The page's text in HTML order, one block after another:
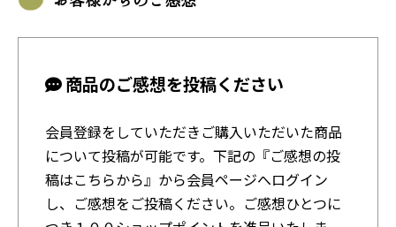
商品のご感想を投稿ください
会員登録をしていただきご購入いただいた商品
について投稿が可能です。下記の『ご感想の投
稿はこちらから』から会員ページへログイン
し、ご感想をご投稿ください。ご感想ひとつに